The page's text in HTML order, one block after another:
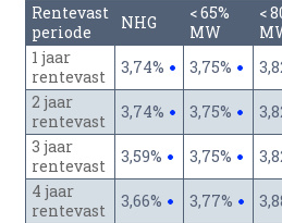
Rentevast
periode
NHG
< 65%
MW
<
1 jaar
rentevast
3,74% 3,75%
2 jaar
rentevast
3,74% 3,75%
3 jaar
rentevast
3,59% 3,75%
4 jaar
rentevast
3,66% 3,77%